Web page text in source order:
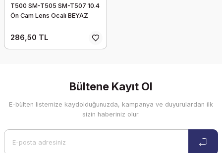
T500 SM-T505 SM-T507 10.4
Ön Cam Lens Ocalı BEYAZ
286,50 TL
Bültene Kayıt Ol
E-bülten listemize kaydolduğunuzda, kampanya ve duyurulardan ilk
sizin haberiniz olur.